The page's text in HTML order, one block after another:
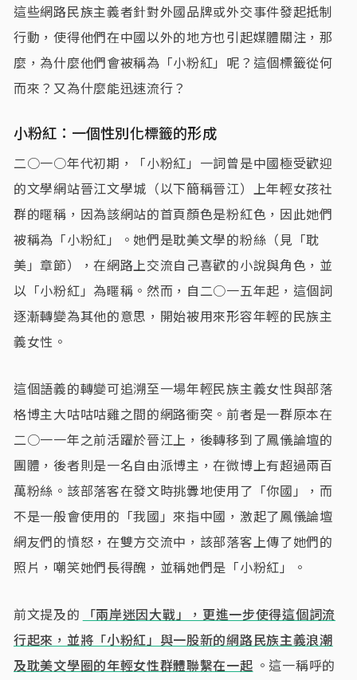
這些網路民族主義者針對外國品牌或外交事件發起抵制
行動，使得他們在中國以外的地方也引起媒體關注，那
麼，為什麼他們會被稱為「小粉紅」呢？這個標籤從何
而來？又為什麼能迅速流行？
小粉紅：一個性別化標籤的形成
二○一○年代初期，「小粉紅」一詞曾是中國極受歡迎
的文學網站晉江文學城（以下簡稱晉江）上年輕女孩社
群的暱稱，因為該網站的首頁顏色是粉紅色，因此她們
被稱為「小粉紅」。她們是耽美文學的粉絲（見「耽
美」章節），在網路上交流自己喜歡的小說與角色，並
以「小粉紅」為暱稱。然而，自二○一五年起，這個詞
逐漸轉變為其他的意思，開始被用來形容年輕的民族主
義女性。
這個語義的轉變可追溯至一場年輕民族主義女性與部落
格博主大咕咕咕雞之間的網路衝突。前者是一群原本在
二○一一年之前活躍於晉江上，後轉移到了鳳儀論壇的
團體，後者則是一名自由派博主，在微博上有超過兩百
萬粉絲。該部落客在發文時挑釁地使用了「你國」，而
不是一般會使用的「我國」來指中國，激起了鳳儀論壇
網友們的憤怒，在雙方交流中，該部落客上傳了她們的
照片，嘲笑她們長得醜，並稱她們是「小粉紅」。
前文提及的
「兩岸迷因大戰」，更進一步使得這個詞流
行起來，並將「小粉紅」與一股新的網路民族主義浪潮
及耽美文學圈的年輕女性群體聯繫在一起 。這一稱呼的